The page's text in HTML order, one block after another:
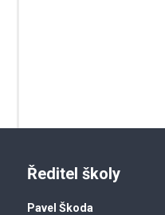
Ředitel školy
Pavel Škoda